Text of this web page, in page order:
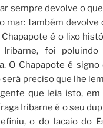
sempre devolve o
mar: também devolve
é o lixo
Iribarne, foi
O Chapapote é
será preciso que lhe
que leia isto, em
Iribarne é o seu
o do lacaio do